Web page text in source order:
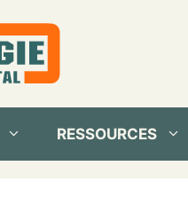
RESSOURCES